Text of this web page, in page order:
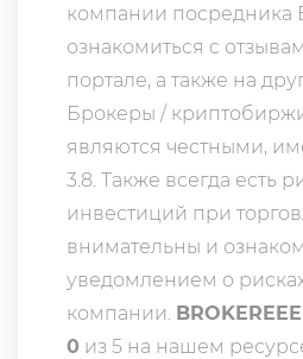
компании посредника
ознакомиться с
портале, а также на
Брокеры /
являются честными,
3.8. Также всегда еcть
инвестиций при
внимательны и
уведомлением о
компании.
0 из 5 на нашем